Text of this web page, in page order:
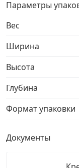
Параметры
Вес
Ширина
Высота
Глубина
Формат упаковки
Документы